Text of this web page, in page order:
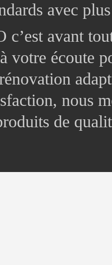
avec
avant
votre écoute
nous
de